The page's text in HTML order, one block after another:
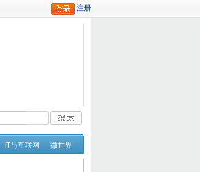
IT与互联网 微世界